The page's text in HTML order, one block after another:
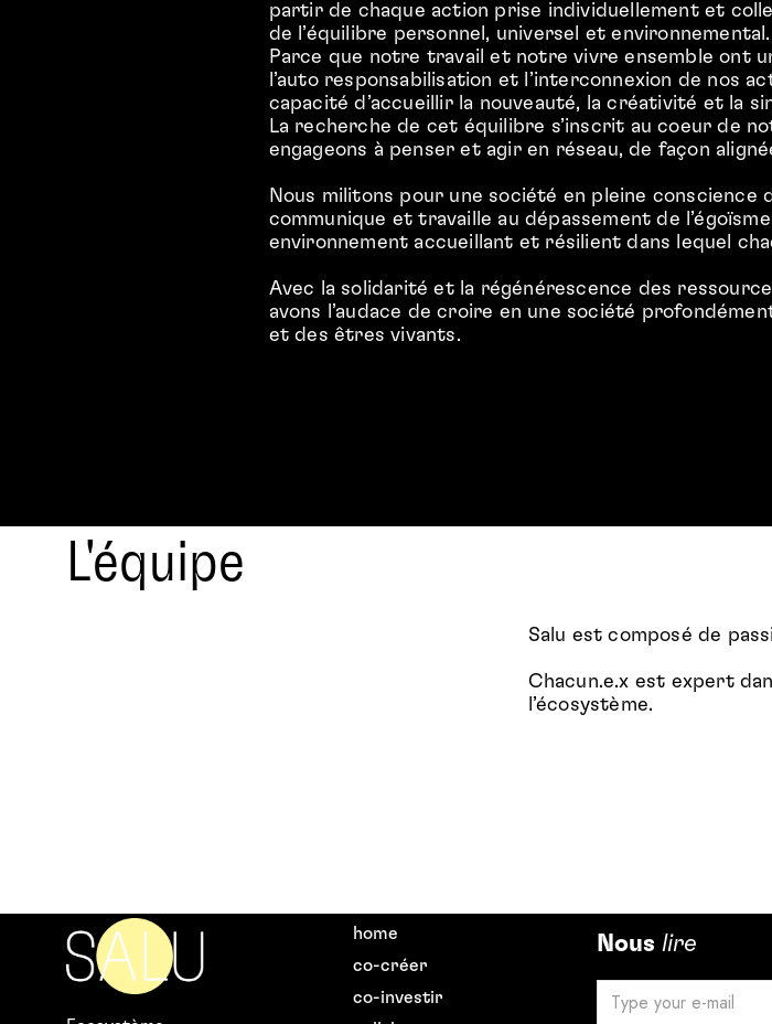
partir de chaque action prise individuellement et
de l’équilibre personnel, universel et environnemental.
Parce que notre travail et notre vivre ensemble ont
l’auto responsabilisation et l’interconnexion de nos
capacité d’accueillir la nouveauté, la créativité et la
La recherche de cet équilibre s’inscrit au coeur de
engageons à penser et agir en réseau, de façon
Nous militons pour une société en pleine
communique et travaille au dépassement de
environnement accueillant et résilient dans lequel
Avec la solidarité et la régénérescence des
avons l’audace de croire en une société
et des êtres vivants.
L'équipe
Salu est composé de
Chacun.e.x est expert
l’écosystème.
home
co-créer
co-investir
Nous lire